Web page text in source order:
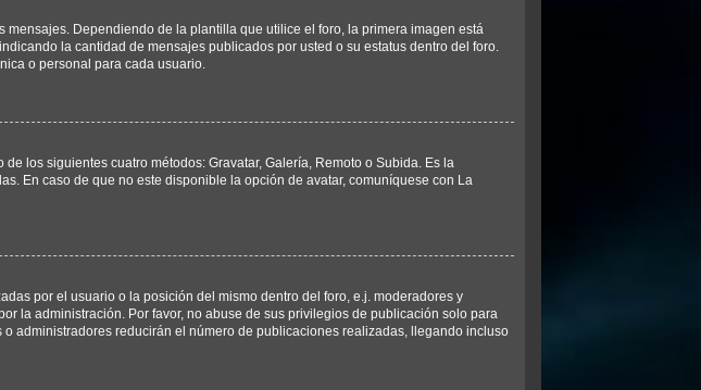
Dependiendo de la plantilla que utilice el foro, la primera imagen está
la cantidad de mensajes publicados por usted o su estatus dentro del foro.
o personal para cada usuario.
los siguientes cuatro métodos: Gravatar, Galería, Remoto o Subida. Es la
En caso de que no este disponible la opción de avatar, comuníquese con La
por el usuario o la posición del mismo dentro del foro, e.j. moderadores y
la administración. Por favor, no abuse de sus privilegios de publicación solo para
administradores reducirán el número de publicaciones realizadas, llegando incluso